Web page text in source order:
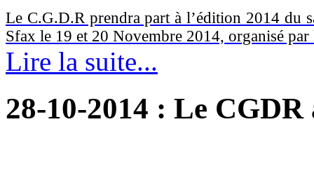
Le C.G.D.R prendra part à l’édition 2014 du
Sfax le 19 et 20 Novembre 2014, organisé
Lire la suite...
28-10-2014 : Le CGDR